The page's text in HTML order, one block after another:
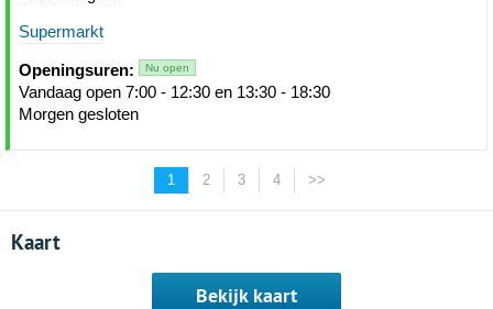
Supermarkt
Openingsuren: Nu open
Vandaag open 7:00 - 12:30 en 13:30 - 18:30
Morgen gesloten
1 2 3 4 >>
Kaart
Bekijk kaart